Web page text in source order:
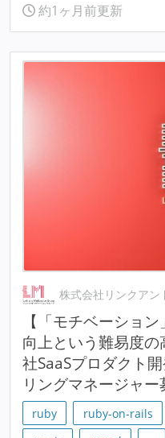
約1ヶ月前更新
株式会社リンクアン
【「モチベーショ
向上という難易度
社SaaSプロダクト
リングマネージャー
ruby ruby-on-rails